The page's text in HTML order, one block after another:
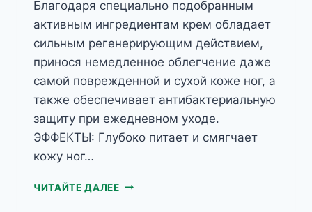
Благодаря специально подобранным
активным ингредиентам крем обладает
сильным регенерирующим действием,
принося немедленное облегчение даже
самой поврежденной и сухой коже ног, а
также обеспечивает антибактериальную
защиту при ежедневном уходе.
ЭФФЕКТЫ: Глубоко питает и смягчает
кожу ног…
ЧИТАЙТЕ ДАЛЕЕNIVELAZIONE